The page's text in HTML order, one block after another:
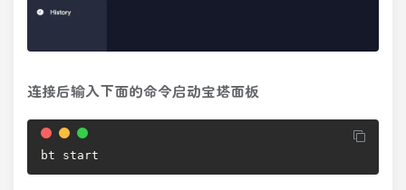
连接后输入下面的命令启动宝塔面板
bt start